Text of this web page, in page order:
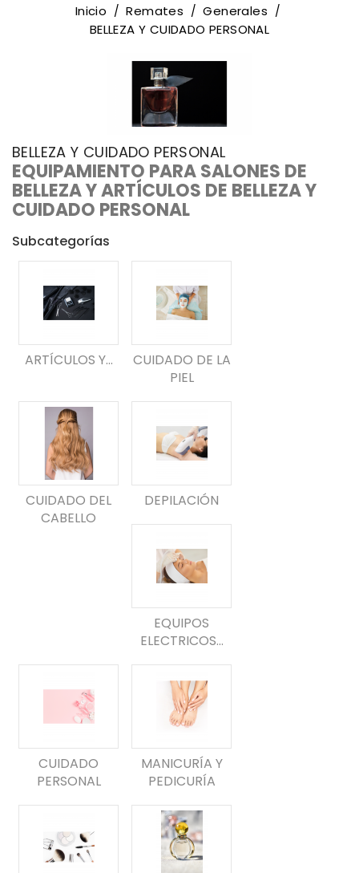
Inicio Remates
Generales
BELLEZA Y CUIDADO PERSONAL
BELLEZA Y CUIDADO PERSONAL
EQUIPAMIENTO PARA SALONES DE
BELLEZA Y ARTÍCULOS DE BELLEZA Y
CUIDADO PERSONAL
Subcategorías
ARTÍCULOS Y...
CUIDADO DE LA
PIEL
CUIDADO DEL
CABELLO
DEPILACIÓN
EQUIPOS
ELECTRICOS...
CUIDADO
PERSONAL
MANICURÍA Y
PEDICURÍA